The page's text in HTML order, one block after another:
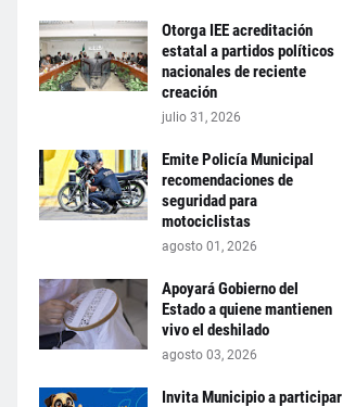
Otorga IEE acreditación
estatal a partidos políticos
nacionales de reciente
creación
julio 31, 2026
Emite Policía Municipal
recomendaciones de
seguridad para
motociclistas
agosto 01, 2026
Apoyará Gobierno del
Estado a quiene mantienen
vivo el deshilado
agosto 03, 2026
Invita Municipio a participar